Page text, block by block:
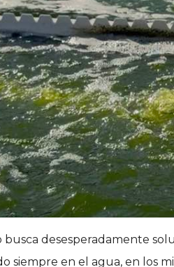
desesperadamente
siempre en el agua, en los